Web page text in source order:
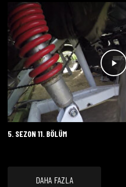
5. SEZON 11. BÖLÜM
DAHA FAZLA